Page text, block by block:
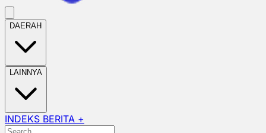
DAERAH
LAINNYA
INDEKS BERITA +